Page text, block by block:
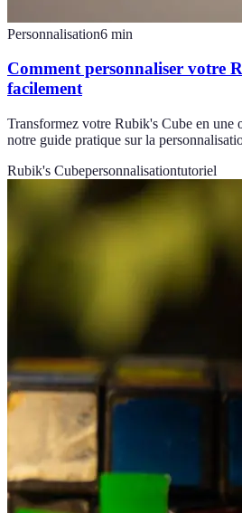
Personnalisation6 min
Comment personnaliser votre
facilement
Transformez votre Rubik's Cube en une
notre guide pratique sur la
Rubik's Cubepersonnalisationtutoriel